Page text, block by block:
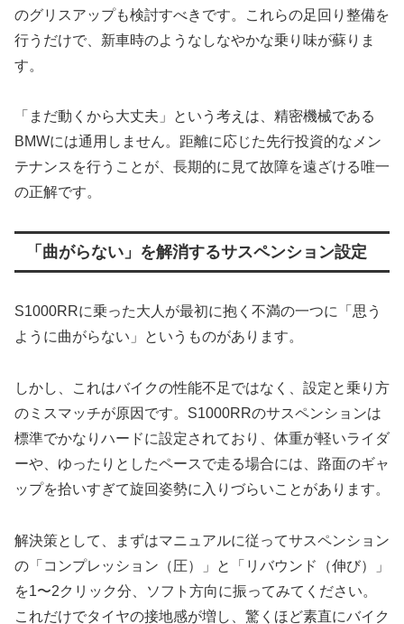
のグリスアップも検討すべきです。これらの足回り整備を
行うだけで、新車時のようなしなやかな乗り味が蘇りま
す。
「まだ動くから大丈夫」という考えは、精密機械である
BMWには通用しません。距離に応じた先行投資的なメン
テナンスを行うことが、長期的に見て故障を遠ざける唯一
の正解です。
「曲がらない」を解消するサスペンション設定
S1000RRに乗った大人が最初に抱く不満の一つに「思う
ように曲がらない」というものがあります。
しかし、これはバイクの性能不足ではなく、設定と乗り方
のミスマッチが原因です。S1000RRのサスペンションは
標準でかなりハードに設定されており、体重が軽いライダ
ーや、ゆったりとしたペースで走る場合には、路面のギャ
ップを拾いすぎて旋回姿勢に入りづらいことがあります。
解決策として、まずはマニュアルに従ってサスペンション
の「コンプレッション（圧）」と「リバウンド（伸び）」
を1〜2クリック分、ソフト方向に振ってみてください。
これだけでタイヤの接地感が増し、驚くほど素直にバイク